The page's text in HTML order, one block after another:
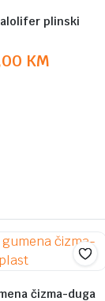
plinski
KM
čizma-duga